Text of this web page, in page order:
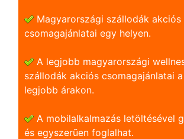
Magyarországi szállodák akciós
csomagajánlatai egy helyen.
A legjobb magyarországi
szállodák akciós csomagajánlatai a
legjobb árakon.
A mobilalkalmazás letöltésével
és egyszerũen foglalhat.